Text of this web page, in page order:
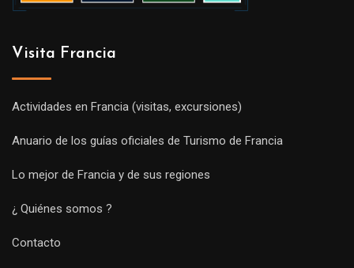
Visita Francia
Actividades en Francia (visitas, excursiones)
Anuario de los guías oficiales de Turismo de Francia
Lo mejor de Francia y de sus regiones
¿ Quiénes somos ?
Contacto